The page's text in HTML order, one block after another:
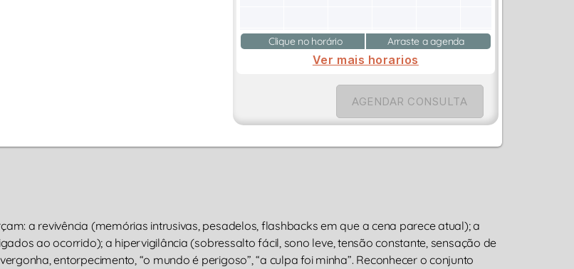
Clique no horário Arraste a agenda
Ver mais horarios
AGENDAR CONSULTA
a revivência (memórias intrusivas, pesadelos, flashbacks em que a cena parece atual); a
ao ocorrido); a hipervigilância (sobressalto fácil, sono leve, tensão constante, sensação de
entorpecimento, “o mundo é perigoso”, “a culpa foi minha”. Reconhecer o conjunto